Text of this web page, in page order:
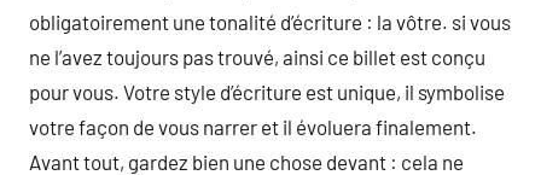
obligatoirement une tonalité d’écriture : la vôtre. si vous
ne l’avez toujours pas trouvé, ainsi ce billet est conçu
pour vous. Votre style d’écriture est unique, il symbolise
votre façon de vous narrer et il évoluera finalement.
Avant tout, gardez bien une chose devant : cela ne